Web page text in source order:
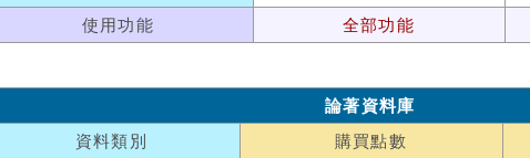
使用功能
全部功能
論著資料庫
資料類別
購買點數